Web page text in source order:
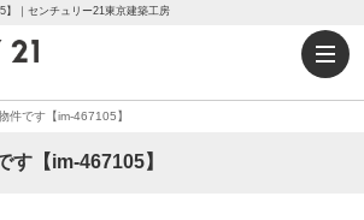
】｜センチュリー21東京建築工房
件です【im-467105】
す【im-467105】